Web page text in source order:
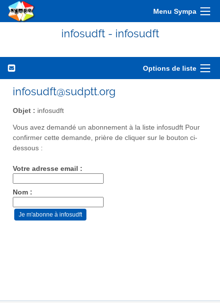
Menu Sympa
infosudft - infosudft
Options de liste
infosudft@sudptt.org
Objet : infosudft
Vous avez demandé un abonnement à la liste infosudft Pour
confirmer cette demande, prière de cliquer sur le bouton ci-
dessous :
Votre adresse email :
Nom :